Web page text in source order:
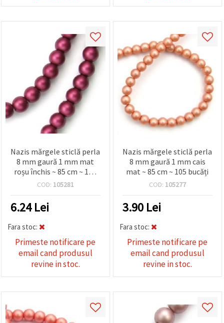
Nazis mărgele sticlă perla
8 mm gaură 1 mm mat
roșu închis ~ 85 cm ~ 105
bucăți
COD: 105281
6.24Lei
Fara stoc:
Primeste notificare pe
email cand produsul
revine in stoc.
Nazis mărgele sticlă perla
8 mm gaură 1 mm cais
mat ~ 85 cm ~ 105 bucăți
COD: 105277
3.90 Lei
Fara stoc:
Primeste notificare pe
email cand produsul
revine in stoc.